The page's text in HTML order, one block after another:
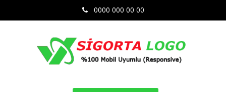
0000 000 00 00